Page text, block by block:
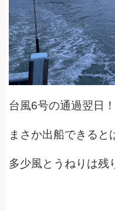
台風6号の通過翌日！
まさか出船できると
多少風とうねりは残